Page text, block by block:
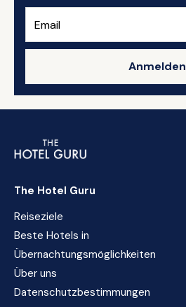
Anmelden
The Hotel Guru
Reiseziele
Beste Hotels in
Übernachtungsmöglichkeiten
Über uns
Datenschutzbestimmungen